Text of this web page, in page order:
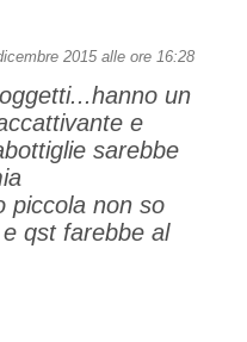
2015 alle ore 16:28
un
e
sarebbe
piccola non so
qst farebbe al